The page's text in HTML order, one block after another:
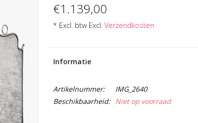
€1.139,00
* Excl. btw Excl. Verzendkosten
Informatie
Artikelnummer:
IMG_2640
Beschikbaarheid:
Niet op voorraad